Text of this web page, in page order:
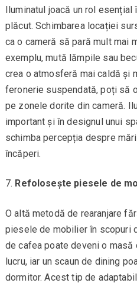
Iluminatul joacă un rol esențial
plăcut. Schimbarea locației
ca o cameră să pară mult mai
exemplu, mută lămpile sau
crea o atmosferă mai caldă și
feronerie suspendată, poți să
pe zonele dorite din cameră.
important și în designul unui
schimba percepția despre
încăperi.
Refolosește piesele de
O altă metodă de rearanjare
piesele de mobilier în scopuri
de cafea poate deveni o masă
lucru, iar un scaun de dining
dormitor. Acest tip de